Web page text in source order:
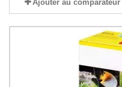
Ajouter au comparateur